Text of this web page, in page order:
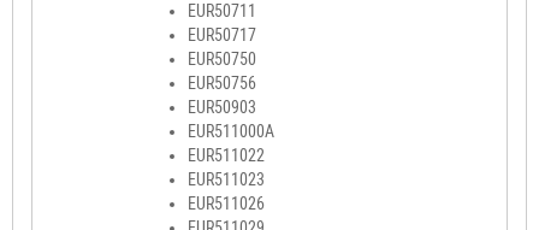
EUR50711
EUR50717
EUR50750
EUR50756
EUR50903
EUR511000A
EUR511022
EUR511023
EUR511026